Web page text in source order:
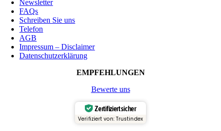
Newsletter
FAQs
Schreiben Sie uns
Telefon
AGB
Impressum – Disclaimer
Datenschutzerklärung
EMPFEHLUNGEN
Bewerte uns
Zertifiziert sicher
Verifiziert von: Trustindex